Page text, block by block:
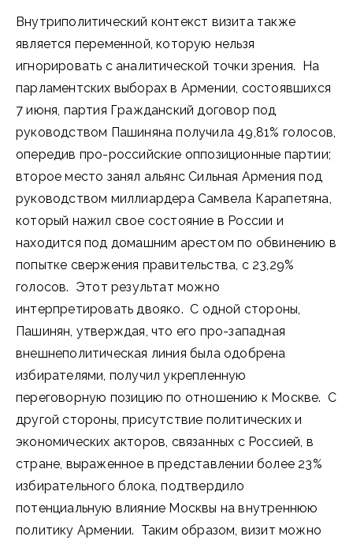
Внутриполитический контекст визита также
является переменной, которую нельзя
игнорировать с аналитической точки зрения. На
парламентских выборах в Армении, состоявшихся
7 июня, партия Гражданский договор под
руководством Пашиняна получила 49,81% голосов,
опередив про-российские оппозиционные партии;
второе место занял альянс Сильная Армения под
руководством миллиардера Самвела Карапетяна,
который нажил свое состояние в России и
находится под домашним арестом по обвинению в
попытке свержения правительства, с 23,29%
голосов. Этот результат можно
интерпретировать двояко. С одной стороны,
Пашинян, утверждая, что его про-западная
внешнеполитическая линия была одобрена
избирателями, получил укрепленную
переговорную позицию по отношению к Москве. С
другой стороны, присутствие политических и
экономических акторов, связанных с Россией, в
стране, выраженное в представлении более 23%
избирательного блока, подтвердило
потенциальную влияние Москвы на внутреннюю
политику Армении. Таким образом, визит можно